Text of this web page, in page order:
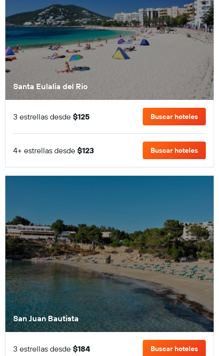
Santa Eulalia del Rio
3 estrellas desde $125 Buscar hoteles
4+ estrellas desde $123 Buscar hoteles
San Juan Bautista
3 estrellas desde $184 Buscar hoteles